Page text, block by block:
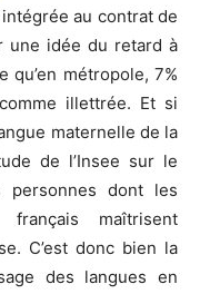
intégrée au contrat de
une idée du retard à
métropole, 7%
illettrée. Et si
maternelle de la
de l’Insee sur le
dont les
maîtrisent
C’est donc bien la
des langues en